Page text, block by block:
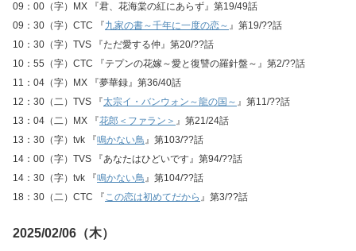
09：00（字）MX 『君、花海棠の紅にあらず』第19/49話
09：30（字）CTC 『九家の書～千年に一度の恋～ 』第19/??話
10：30（字）TVS 『ただ愛する仲』第20/??話
10：55（字）CTC 『テプンの花嫁～愛と復讐の羅針盤～』第2/??話
11：04（字）MX 『夢華録』第36/40話
12：30（二）TVS 『太宗イ・バンウォン～龍の国～ 』第11/??話
13：04（二）MX 『花郎＜ファラン＞ 』第21/24話
13：30（字）tvk 『鳴かない鳥』第103/??話
14：00（字）TVS 『あなたはひどいです』第94/??話
14：30（字）tvk 『鳴かない鳥』第104/??話
18：30（二）CTC 『この恋は初めてだから 』第3/??話
2025/02/06（木）